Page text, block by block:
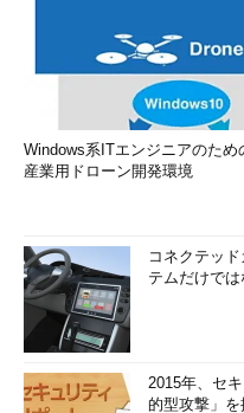
Windows系ITエンジニアのため
産業用ドローン開発環境
コネクテッ
テムだけでは
2015年、セ
的型攻撃」